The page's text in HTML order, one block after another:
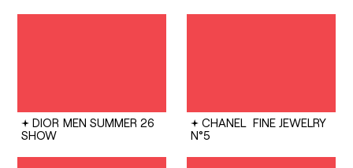
DIOR MEN SUMMER 26
SHOW
CHANEL FINE JEWELRY
N°5